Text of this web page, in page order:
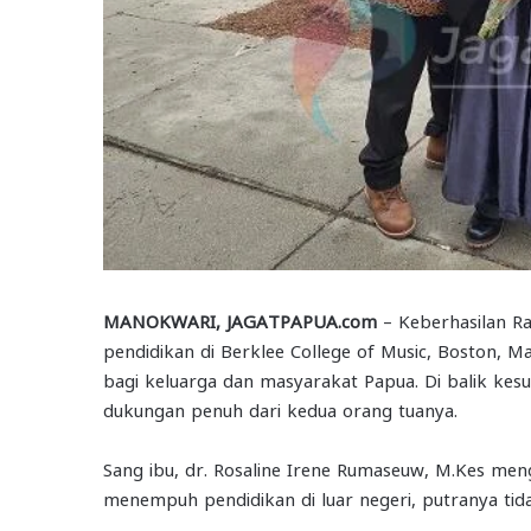
MANOKWARI, JAGATPAPUA.com – Keberhasilan
pendidikan di Berklee College of Music, Boston,
bagi keluarga dan masyarakat Papua. Di balik
dukungan penuh dari kedua orang tuanya.
Sang ibu, dr. Rosaline Irene Rumaseuw, M.Kes
menempuh pendidikan di luar negeri, putranya